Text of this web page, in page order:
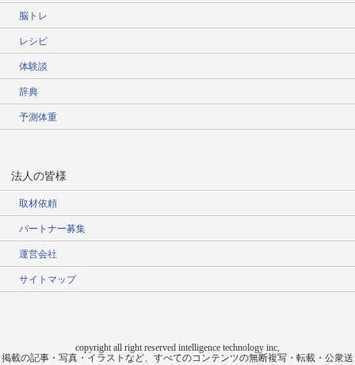
脳トレ
レシピ
体験談
辞典
予測体重
法人の皆様
取材依頼
パートナー募集
運営会社
サイトマップ
copyright all right reserved intelligence technology inc,
掲載の記事・写真・イラストなど、すべてのコンテンツの無断複写・転載・公衆送